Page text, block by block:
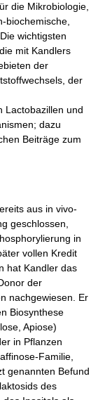
die Mikrobiologie,
biochemische,
wichtigsten
mit Kandlers
der
der
Lactobazillen und
dazu
Beiträge zum
aus in vivo-
geschlossen,
in
vollen Kredit
hat Kandler das
der
nachgewiesen. Er
Biosynthese
Apiose)
in Pflanzen
Familie,
genannten Befund
des